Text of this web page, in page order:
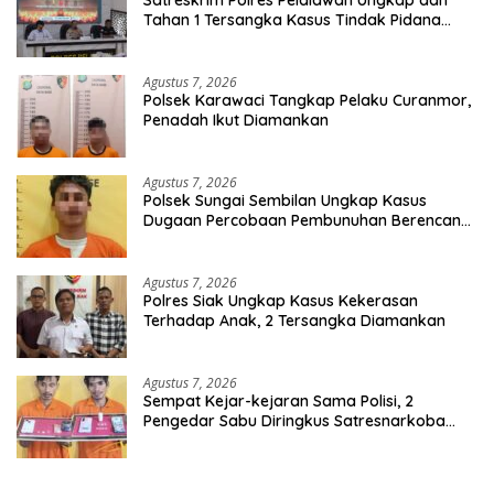
Tahan 1 Tersangka Kasus Tindak Pidana
Agustus 7, 2026
Polsek Karawaci Tangkap Pelaku Curanmor,
Penadah Ikut Diamankan
Agustus 7, 2026
Polsek Sungai Sembilan Ungkap Kasus
Dugaan Percobaan Pembunuhan Berencana,
Agustus 7, 2026
Polres Siak Ungkap Kasus Kekerasan
Terhadap Anak, 2 Tersangka Diamankan
Agustus 7, 2026
Sempat Kejar-kejaran Sama Polisi, 2
Pengedar Sabu Diringkus Satresnarkoba